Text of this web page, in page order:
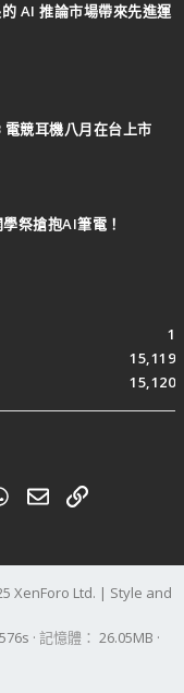
AI 推論市場帶來先進運
競耳機八月在台上市
祭搶抱AI筆電！
1
15,119
15,120
WhatsApp
電子郵件
連結
XenForo Ltd. | Style and
記憶體 26.05MB